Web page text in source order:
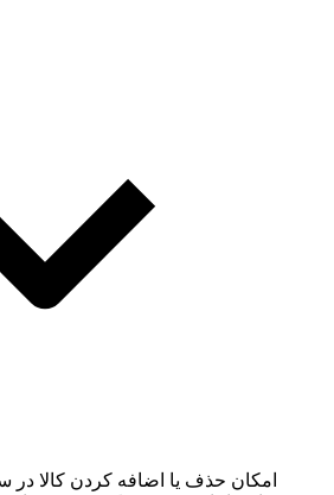
امکان حذف یا اضافه کردن کالا